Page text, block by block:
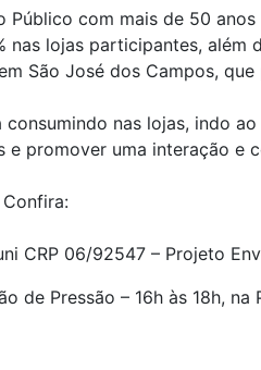
Público com mais de 50 anos
lojas participantes, além
São José dos Campos,
nas lojas, indo
promover uma interação e
CRP 06/92547 – Projeto
Pressão – 16h às 18h, na